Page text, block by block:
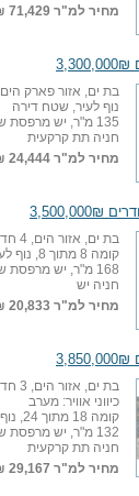
מחיר למ"ר 71,429 ₪
בת ים, אזור פארק הים, 4 חדרי שינה + סלון
נוף לעיר, שטח דירה
135 מ"ר, יש מרפסת שמש 1
חניה תת קרקעית
מחיר למ"ר 24,444 ₪
בת ים, אזור הים, 4 חדרי שינה + סלון
קומה 8 מתוך 8, נוף לעיר, שטח פנטהאוס
168 מ"ר, יש מרפסת שמש 1
חניה יש
מחיר למ"ר 20,833 ₪
בת ים, אזור הים, 3 חדרי שינה + סלון
כיווני אוויר: מערב
קומה 18 מתוך 24, נוף לים, שטח דירה
132 מ"ר, יש מרפסת שמש 1
חניה תת קרקעית
מחיר למ"ר 29,167 ₪